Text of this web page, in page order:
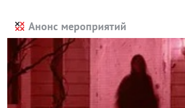
Анонс мероприятий